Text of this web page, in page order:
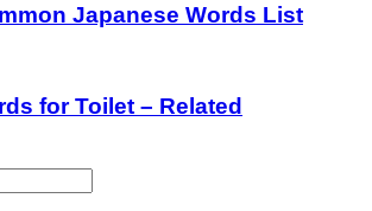
Japanese Words List
for Toilet – Related